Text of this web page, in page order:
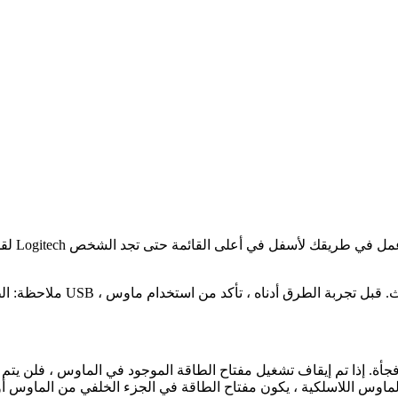
إذا تم إيقاف تشغيل مفتاح الطاقة الموجود في الماوس ،